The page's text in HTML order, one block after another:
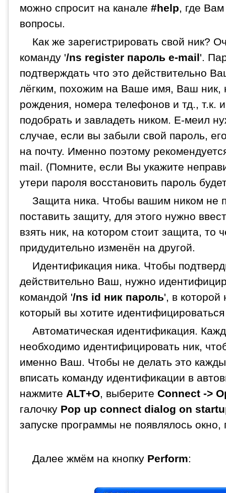
можно спросит на канале #help, где
вопросы.
Как же зарегистрировать свой ник?
команду '/ns register пароль e-mail'.
подтверждать что это действительно
лёгким, похожим на Ваше имя, Ваш ник,
рождения, номера телефонов и тд., т.к.
подобрать и завладеть ником. Е-меил
случае, если вы забыли свой пароль,
на почту. Именно поэтому
mail. (Помните, если Вы укажите
утери пароля восстановить пароль
Защита ника. Чтобы вашим ником не
поставить защиту, для этого нужно
взять ник, на котором стоит защита, то
придудительно изменён на другой.
Идентификация ника. Чтобы
действительно Ваш, нужно
командой '/ns id ник пароль', в которой
который вы хотите
Автоматическая идентификация.
необходимо идентифицировать ник,
именно Ваш. Чтобы не делать это
вписать команду идентификации в
нажмите ALT+O, выберите Connect ->
галочку Pop up connect dialog on
запуске программы не появлялось окно,
Далее жмём на кнопку Perform: